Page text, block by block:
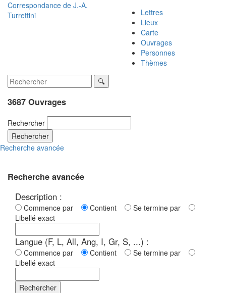
Correspondance de J.-A.
Turrettini
Lettres
Lieux
Carte
Ouvrages
Personnes
Thèmes
3687 Ouvrages
Rechercher
Rechercher
Recherche avancée
Recherche avancée
Description :
Commence par Contient
Se termine par
Libellé exact
Langue (F, L, All, Ang, I, Gr, S, ...) :
Commence par Contient
Se termine par
Libellé exact
Rechercher